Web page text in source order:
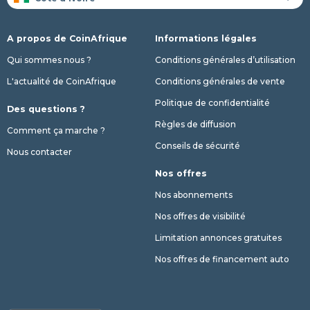
A propos de CoinAfrique
Qui sommes nous ?
L'actualité de CoinAfrique
Des questions ?
Comment ça marche ?
Nous contacter
Informations légales
Conditions générales d’utilisation
Conditions générales de vente
Politique de confidentialité
Règles de diffusion
Conseils de sécurité
Nos offres
Nos abonnements
Nos offres de visibilité
Limitation annonces gratuites
Nos offres de financement auto